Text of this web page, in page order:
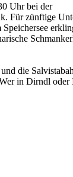
Uhr bei der
Für zünftige
die
in Dirndl oder